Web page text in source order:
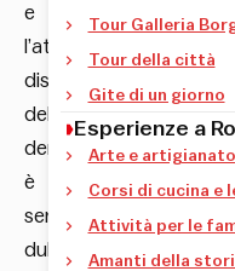
e
l’attitudine
disinvolta
del
denim
è
senza
dubbio
Tour Galleria
Tour della città
Gite di un giorno
Esperienze a
Arte e artigianato
Corsi di cucina e
Attività per le
Amanti della